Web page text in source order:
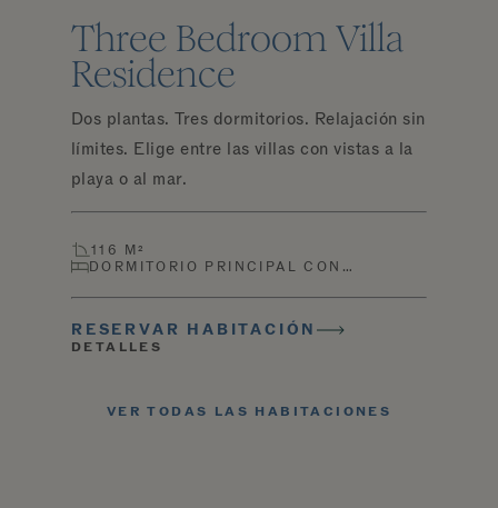
Three Bedroom Villa
Residence
Dos plantas. Tres dormitorios. Relajación sin
límites. Elige entre las villas con vistas a la
playa o al mar.
116 M²
DORMITORIO PRINCIPAL CON…
RESERVAR HABITACIÓN
DETALLES
VER TODAS LAS HABITACIONES